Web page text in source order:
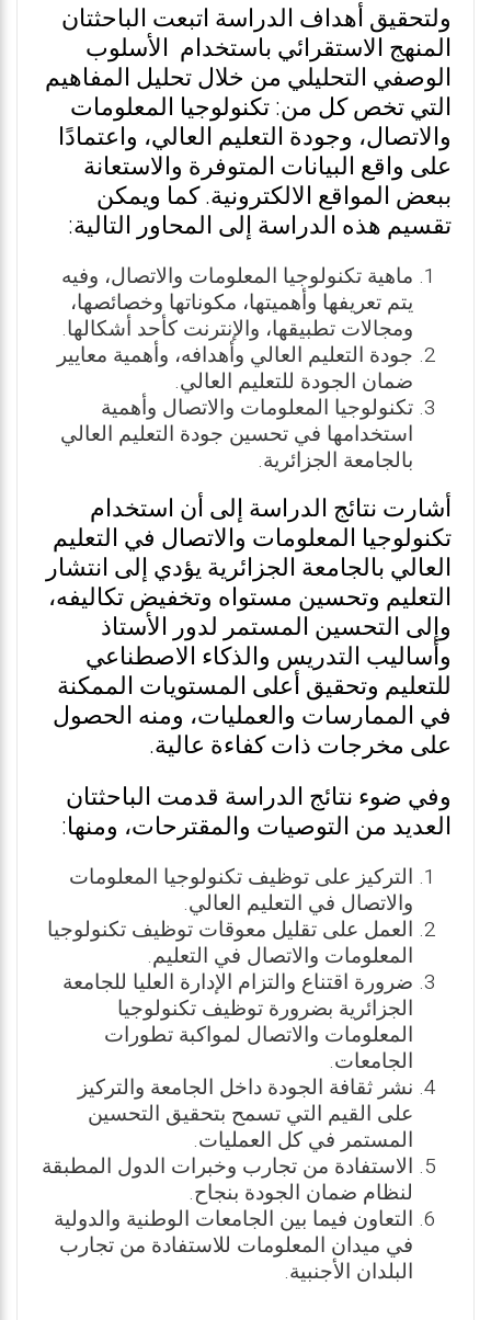
ولتحقيق أهداف الدراسة اتبعت الباحثتان
المنهج الاستقرائي باستخدام الأسلوب
الوصفي التحليلي من خلال تحليل المفاهيم
التي تخص كل من: تكنولوجيا المعلومات
والاتصال، وجودة التعليم العالي، واعتمادًا
على واقع البيانات المتوفرة والاستعانة
ببعض المواقع الالكترونية. كما ويمكن
تقسيم هذه الدراسة إلى المحاور التالية:
ماهية تكنولوجيا المعلومات والاتصال، وفيه
يتم تعريفها وأهميتها، مكوناتها وخصائصها،
ومجالات تطبيقها، والإنترنت كأحد أشكالها.
جودة التعليم العالي وأهدافه، وأهمية معايير
ضمان الجودة للتعليم العالي.
تكنولوجيا المعلومات والاتصال وأهمية
استخدامها في تحسين جودة التعليم العالي
بالجامعة الجزائرية.
أشارت نتائج الدراسة إلى أن استخدام
تكنولوجيا المعلومات والاتصال في التعليم
العالي بالجامعة الجزائرية يؤدي إلى انتشار
التعليم وتحسين مستواه وتخفيض تكاليفه،
وإلى التحسين المستمر لدور الأستاذ
وأساليب التدريس والذكاء الاصطناعي
للتعليم وتحقيق أعلى المستويات الممكنة
في الممارسات والعمليات، ومنه الحصول
على مخرجات ذات كفاءة عالية.
وفي ضوء نتائج الدراسة قدمت الباحثتان
العديد من التوصيات والمقترحات، ومنها:
التركيز على توظيف تكنولوجيا المعلومات
والاتصال في التعليم العالي.
العمل على تقليل معوقات توظيف تكنولوجيا
المعلومات والاتصال في التعليم.
ضرورة اقتناع والتزام الإدارة العليا للجامعة
الجزائرية بضرورة توظيف تكنولوجيا
المعلومات والاتصال لمواكبة تطورات
الجامعات.
نشر ثقافة الجودة داخل الجامعة والتركيز
على القيم التي تسمح بتحقيق التحسين
المستمر في كل العمليات.
الاستفادة من تجارب وخبرات الدول المطبقة
لنظام ضمان الجودة بنجاح.
التعاون فيما بين الجامعات الوطنية والدولية
في ميدان المعلومات للاستفادة من تجارب
البلدان الأجنبية.